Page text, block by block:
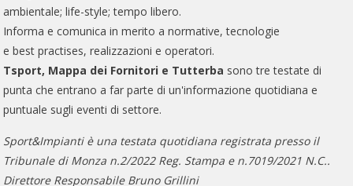
ambientale; life-style; tempo libero.
Informa e comunica in merito a normative, tecnologie
e best practises, realizzazioni e operatori.
Tsport, Mappa dei Fornitori e Tutterba sono tre testate di
punta che entrano a far parte di un'informazione quotidiana e
puntuale sugli eventi di settore.
Sport&Impianti è una testata quotidiana registrata presso il
Tribunale di Monza n.2/2022 Reg. Stampa e n.7019/2021 N.C..
Direttore Responsabile Bruno Grillini